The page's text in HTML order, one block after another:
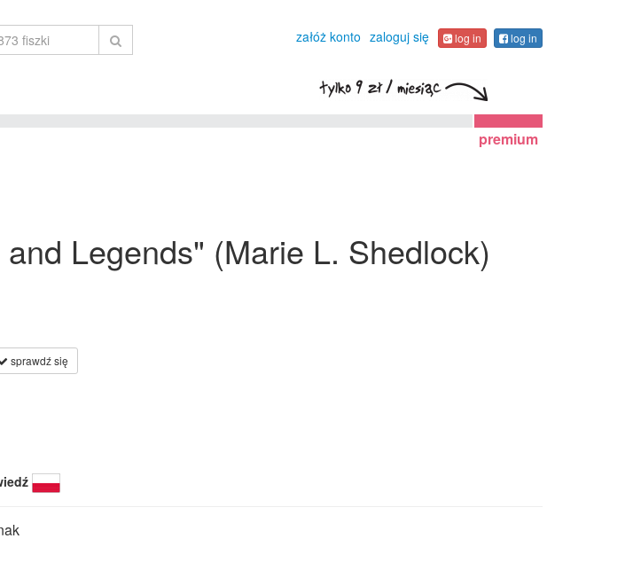
załóż konto zaloguj się log in log in
premium
Legends" (Marie L. Shedlock)
sprawdź się